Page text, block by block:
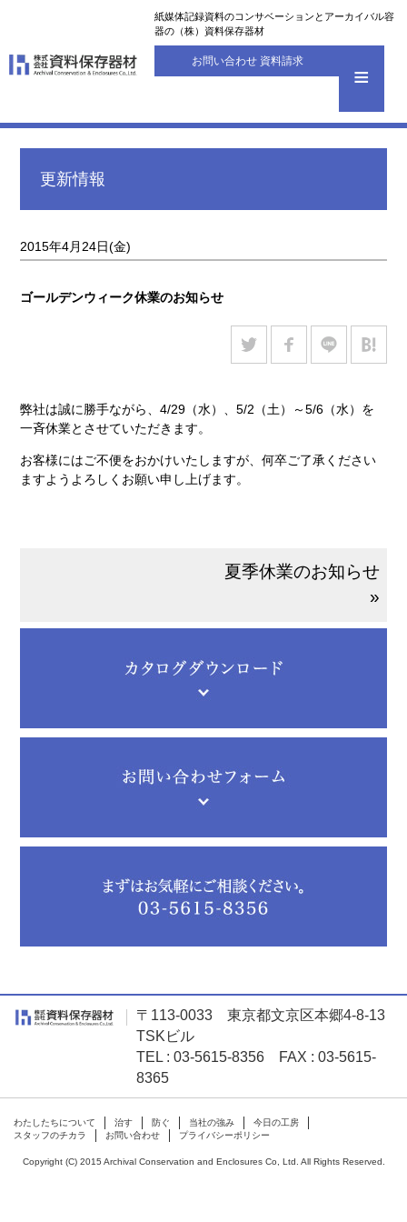
紙媒体記録資料のコンサベーションとアーカイバル容
器の（株）資料保存器材
お問い合わせ 資料請求
更新情報
2015年4月24日(金)
ゴールデンウィーク休業のお知らせ
弊社は誠に勝手ながら、4/29（水）、5/2（土）～5/6（水）を
一斉休業とさせていただきます。
お客様にはご不便をおかけいたしますが、何卒ご了承ください
ますようよろしくお願い申し上げます。
夏季休業のお知らせ
»
〒113-0033 東京都文京区本郷4-8-13
TSKビル
TEL : 03-5615-8356 FAX : 03-5615-
8365
わたしたちについて 治す 防ぐ 当社の強み
今日の工房
スタッフのチカラ
お問い合わせ プライバシーポリシー
Copyright (C) 2015 Archival Conservation and Enclosures Co, Ltd. All Rights Reserved.